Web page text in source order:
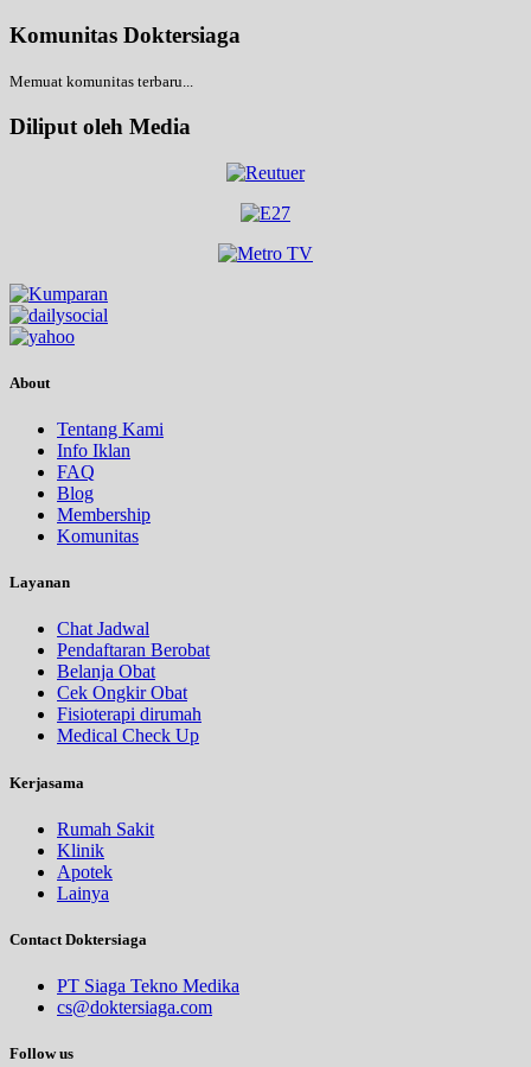
Komunitas Doktersiaga
Memuat komunitas terbaru...
Diliput oleh Media
About
Tentang Kami
Info Iklan
FAQ
Blog
Membership
Komunitas
Layanan
Chat Jadwal
Pendaftaran Berobat
Belanja Obat
Cek Ongkir Obat
Fisioterapi dirumah
Medical Check Up
Kerjasama
Rumah Sakit
Klinik
Apotek
Lainya
Contact Doktersiaga
PT Siaga Tekno Medika
cs@doktersiaga.com
Follow us